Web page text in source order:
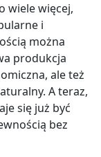
wiele więcej,
i
można
produkcja
ale też
A teraz,
się już być
bez